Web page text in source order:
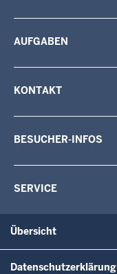
AUFGABEN
KONTAKT
BESUCHER-INFOS
SERVICE
Übersicht
Datenschutzerklärung